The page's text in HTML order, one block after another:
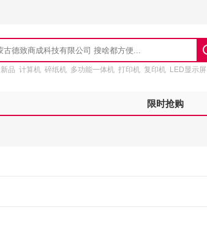
新品 计算机 碎纸机 多功能一体机 打印机 复印机 LED显示屏
限时抢购